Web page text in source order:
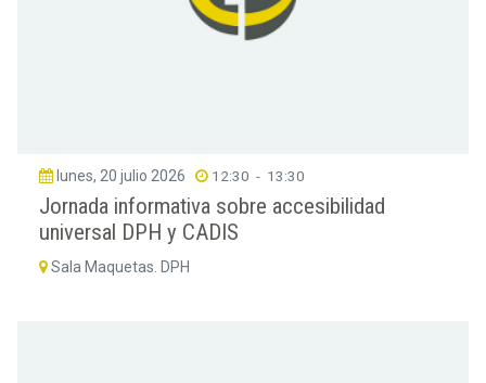
lunes, 20 julio 2026 12:30 - 13:30
Jornada informativa sobre accesibilidad
universal DPH y CADIS
Sala Maquetas. DPH